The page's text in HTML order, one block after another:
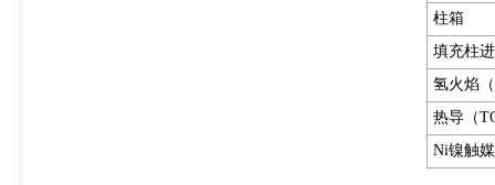
柱箱
填充柱
氢火焰
热导（
Ni镍触